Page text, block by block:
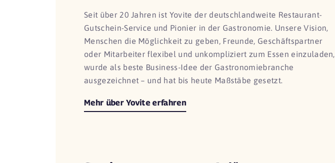
Seit über 20 Jahren ist Yovite der deutschlandweite Restaurant-
Gutschein-Service und Pionier in der Gastronomie. Unsere Vision,
Menschen die Möglichkeit zu geben, Freunde, Geschäftspartner
oder Mitarbeiter flexibel und unkompliziert zum Essen einzuladen,
wurde als beste Business-Idee der Gastronomiebranche
ausgezeichnet – und hat bis heute Maßstäbe gesetzt.
Mehr über Yovite erfahren